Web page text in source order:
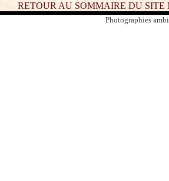
RETOUR AU SOMMAIRE DU
Photographies